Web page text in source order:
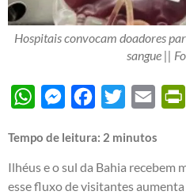
Hospitais convocam doadores
sangue ||
WhatsAppMessengerFacebook
Twitter Email
Tempo de leitura: 2 minutos
Ilhéus e o sul da Bahia recebem
esse fluxo de visitantes